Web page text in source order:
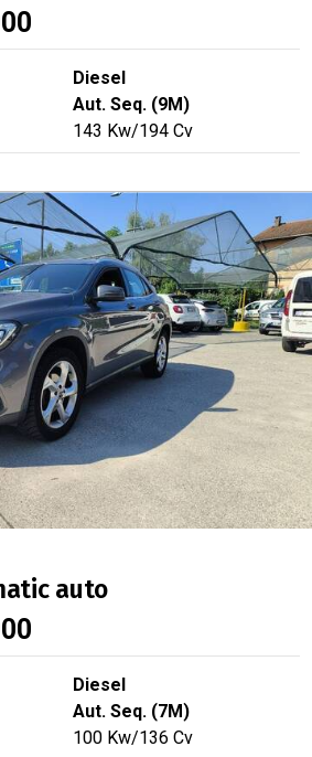
Diesel
Aut. Seq. (9M)
143 Kw/194 Cv
auto
Diesel
Aut. Seq. (7M)
100 Kw/136 Cv